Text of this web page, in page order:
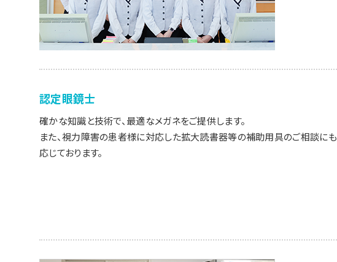
認定眼鏡士
確かな知識と技術で、最適なメガネをご提供します。
また、視力障害の患者様に対応した拡大読書器等の補助用具のご相談にも
応じております。